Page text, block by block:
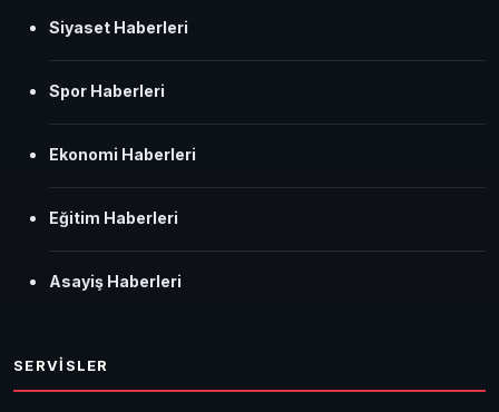
Siyaset Haberleri
Spor Haberleri
Ekonomi Haberleri
Eğitim Haberleri
Asayiş Haberleri
SERVİSLER